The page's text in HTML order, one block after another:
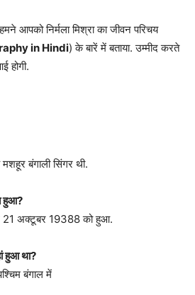
निर्मला मिश्रा का जीवन परिचय
in Hindi) के बारें में बताया. उम्मीद करते
होगी.
मशहूर बंगाली सिंगर थी.
हुआ?
21 अक्टूबर 19388 को हुआ.
हुआ था?
बंगाल में